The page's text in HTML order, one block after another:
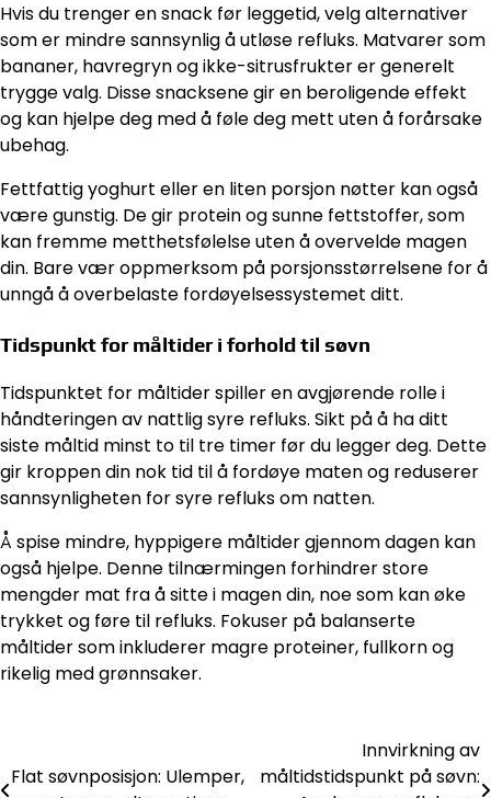
Hvis du trenger en snack før leggetid, velg alternativer
som er mindre sannsynlig å utløse refluks. Matvarer som
bananer, havregryn og ikke-sitrusfrukter er generelt
trygge valg. Disse snacksene gir en beroligende effekt
og kan hjelpe deg med å føle deg mett uten å forårsake
ubehag.
Fettfattig yoghurt eller en liten porsjon nøtter kan også
være gunstig. De gir protein og sunne fettstoffer, som
kan fremme metthetsfølelse uten å overvelde magen
din. Bare vær oppmerksom på porsjonsstørrelsene for å
unngå å overbelaste fordøyelsessystemet ditt.
Tidspunkt for måltider i forhold til søvn
Tidspunktet for måltider spiller en avgjørende rolle i
håndteringen av nattlig syre refluks. Sikt på å ha ditt
siste måltid minst to til tre timer før du legger deg. Dette
gir kroppen din nok tid til å fordøye maten og reduserer
sannsynligheten for syre refluks om natten.
Å spise mindre, hyppigere måltider gjennom dagen kan
også hjelpe. Denne tilnærmingen forhindrer store
mengder mat fra å sitte i magen din, noe som kan øke
trykket og føre til refluks. Fokuser på balanserte
måltider som inkluderer magre proteiner, fullkorn og
rikelig med grønnsaker.
Flat søvnposisjon: Ulemper,
Innvirkning av
måltidstidspunkt på søvn: